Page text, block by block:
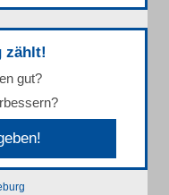
zählt!
gut?